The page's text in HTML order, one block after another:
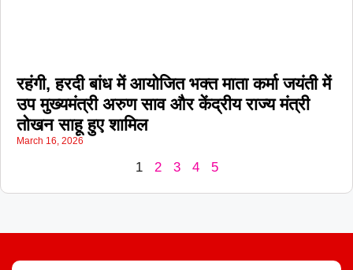
रहंगी, हरदी बांध में आयोजित भक्त माता कर्मा जयंती में
उप मुख्यमंत्री अरुण साव और केंद्रीय राज्य मंत्री
तोखन साहू हुए शामिल
March 16, 2026
1 2 3 4 5